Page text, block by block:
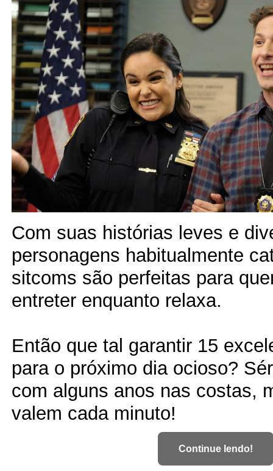
Com suas histórias leves e
personagens habitualmente
sitcoms são perfeitas para
entreter enquanto relaxa.
Então que tal garantir 15
para o próximo dia ocioso?
com alguns anos nas costas,
valem cada minuto!
Continue lendo!